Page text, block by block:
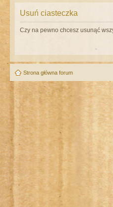
Usuń ciasteczka
Czy na pewno chcesz usunąć
Strona główna forum